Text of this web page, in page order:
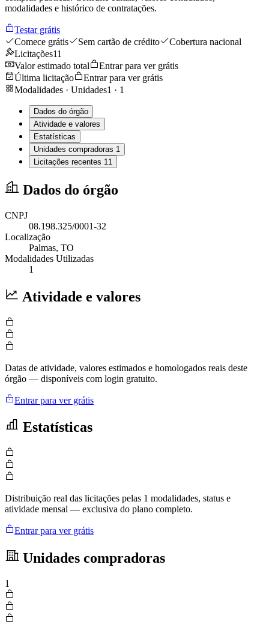
modalidades e histórico de contratações.
Testar grátis
Comece grátis
Sem cartão de crédito
Cobertura nacional
Licitações11
Valor estimado total
Entrar para ver grátis
Última licitação
Entrar para ver grátis
Modalidades · Unidades1 · 1
Dados do órgão
Atividade e valores
Estatísticas
Unidades compradoras 1
Licitações recentes 11
Dados do órgão
CNPJ
08.198.325/0001-32
Localização
Palmas, TO
Modalidades Utilizadas
1
Atividade e valores
Datas de atividade, valores estimados e homologados reais deste
órgão — disponíveis com login gratuito.
Entrar para ver grátis
Estatísticas
Distribuição real das licitações pelas 1 modalidades, status e
atividade mensal — exclusiva do plano completo.
Entrar para ver grátis
Unidades compradoras
1